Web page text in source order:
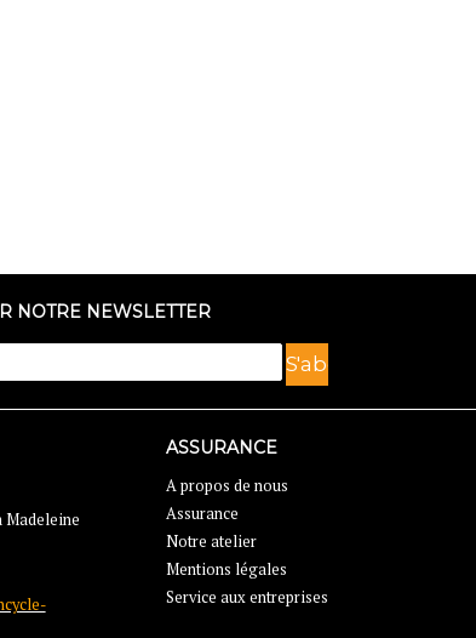
NOTRE NEWSLETTER
Madeleine
ASSURANCE
A propos de nous
Assurance
Notre atelier
Mentions légales
Service aux entreprises